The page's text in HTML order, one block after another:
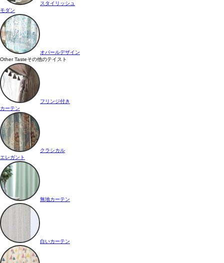
スタイリッシュ
モダン
オパールデザイン
Other Tasteその他のテイスト
フリンジ付き
カーテン
クラシカル
エレガント
無地カーテン
白いカーテン